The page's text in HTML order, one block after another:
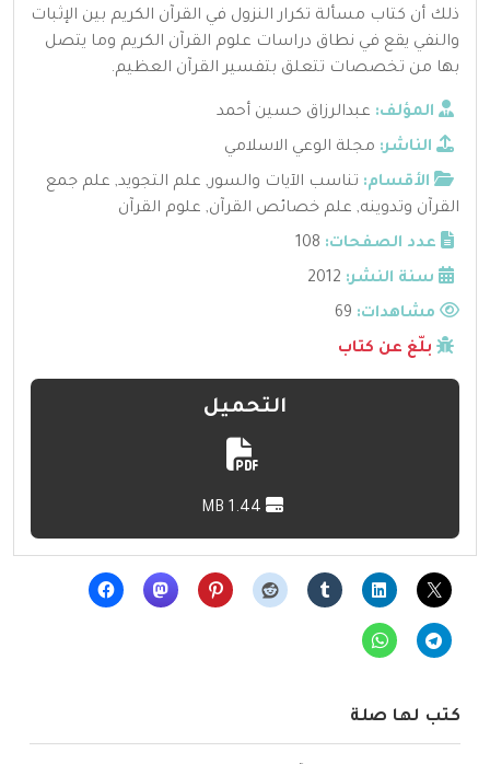
ذلك أن كتاب مسألة تكرار النزول في القرآن الكريم بين الإثبات
والنفي يقع في نطاق دراسات علوم القرآن الكريم وما يتصل
بها من تخصصات تتعلق بتفسير القرآن العظيم.
المؤلف: عبدالرزاق حسين أحمد
الناشر: مجلة الوعي الاسلامي
الأقسام: تناسب الآيات والسور, علم التجويد, علم جمع
القرآن وتدوينه, علم خصائص القرآن, علوم القرآن
عدد الصفحات: 108
سنة النشر: 2012
مشاهدات:
بلّغ عن كتاب
التحميل
كتب لها صلة